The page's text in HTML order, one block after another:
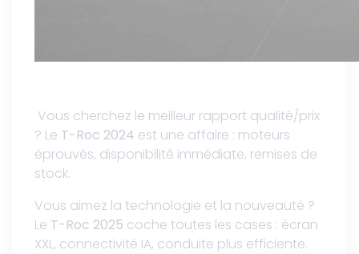
Vous cherchez le meilleur rapport qualité/prix
? Le T-Roc 2024 est une affaire : moteurs
éprouvés, disponibilité immédiate, remises de
stock.
Vous aimez la technologie et la nouveauté ?
Le T-Roc 2025 coche toutes les cases : écran
XXL, connectivité IA, conduite plus efficiente.